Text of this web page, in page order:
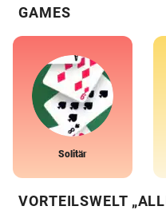
GAMES
Solitär
VORTEILSWELT